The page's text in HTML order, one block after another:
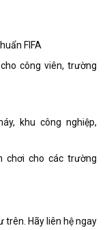
FIFA
cho công viên, trường
khu công nghiệp,
chơi cho các trường
trên. Hãy liên hệ ngay